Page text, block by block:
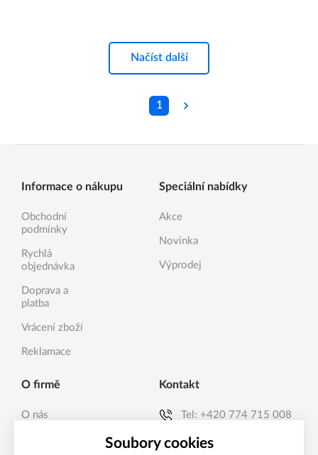
Načíst další
1
Informace o nákupu
Obchodní
podmínky
Rychlá
objednávka
Doprava a
platba
Vrácení zboží
Reklamace
Speciální nabídky
Akce
Novinka
Výprodej
O firmě
O nás
Kontakt
Tel: +420 774 715 008
E-mail:
Soubory cookies